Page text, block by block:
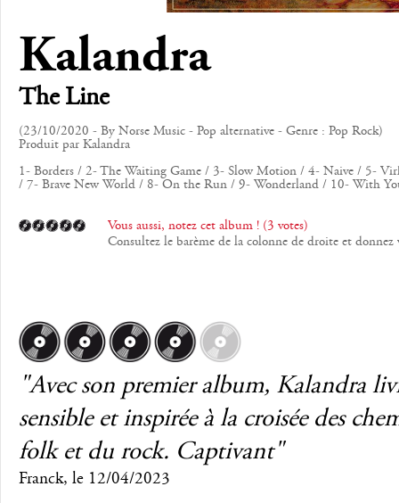
Kalandra
The Line
(23/10/2020 - By Norse Music - Pop alternative - Genre : Pop Rock)
Produit par Kalandra
1- Borders / 2- The Waiting Game / 3- Slow Motion / 4- Naive / 5-
/ 7- Brave New World / 8- On the Run / 9- Wonderland / 10- With
Vous aussi, notez cet album ! (3 votes)
Consultez le barème de la colonne de droite et
"Avec son premier album, Kalandra
sensible et inspirée à la croisée des
folk et du rock. Captivant"
Franck, le 12/04/2023